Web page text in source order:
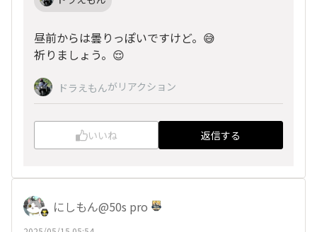
昼前からは曇りっぽいですけど。😅
祈りましょう。😌
ドラえもんがリアクション
いいね 返信する
にしもん@50s pro